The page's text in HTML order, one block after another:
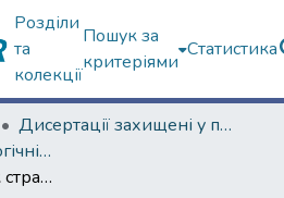
Розділи
та
колекції
Пошук за
критеріями
Статистика
Дисертації захищені у постійних радах
Д 64.051.27 (Філологічні науки)
Самопрезентація як стратегія англомовного дискурсу (автореферат)